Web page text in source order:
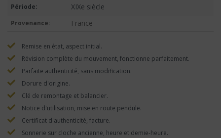
Période: XIXe siècle
Provenance: France
Remise en état, aspect initial.
Révision complète du mouvement, fonctionne parfaitement.
Parfaite authenticité, sans modification.
Dorure d'origine.
Clé de remontage et balancier.
Notice d'utilisation, mise en route pendule.
Certificat d'authenticité, facture.
Sonnerie sur cloche ancienne, heure et demie-heure.